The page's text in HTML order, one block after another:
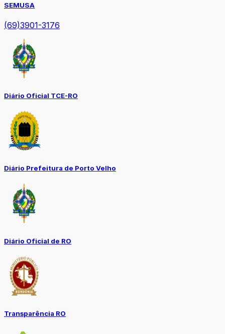
SEMUSA
(69)3901-3176
Diário Oficial TCE-RO
Diário Prefeitura de Porto Velho
Diário Oficial de RO
Transparência RO